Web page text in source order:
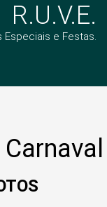
R.U.V.E.
Especiais e Festas.